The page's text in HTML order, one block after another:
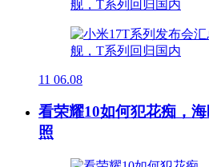
11 06.08
看荣耀10如何犯花痴，
照